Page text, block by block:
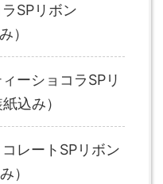
SPリボン
）
ーショコラSPリ
込み）
レートSPリボン
）